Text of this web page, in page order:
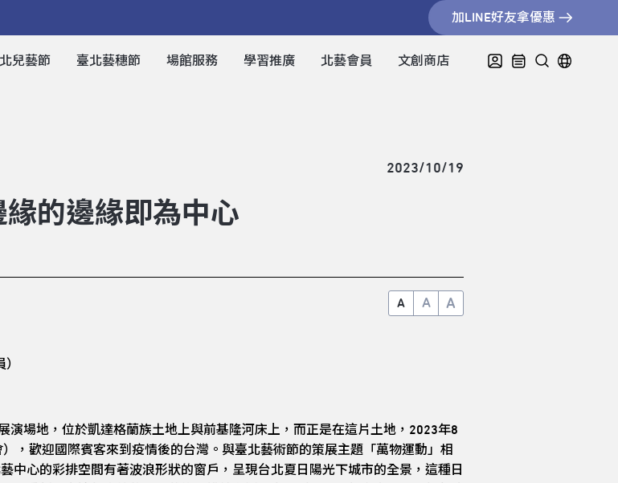
加LINE好友拿優惠
兒藝節 臺北藝穗節 場館服務 學習推廣 北藝會員 文創商店
2023/10/19
的邊緣即為中心
A A A
場地，位於凱達格蘭族土地上與前基隆河床上，而正是在這片土地，2023年8
，歡迎國際賓客來到疫情後的台灣。與臺北藝術節的策展主題「萬物運動」相
中心的彩排空間有著波浪形狀的窗戶，呈現台北夏日陽光下城市的全景，這種日